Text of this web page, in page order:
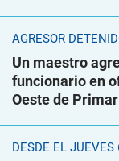
AGRESOR
Un maestro
funcionario en
Oeste de
DESDE EL JUEVES